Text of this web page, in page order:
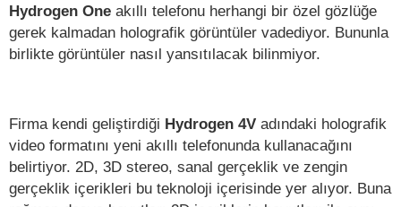
Hydrogen One akıllı telefonu herhangi bir özel gözlüğe
gerek kalmadan holografik görüntüler vadediyor. Bununla
birlikte görüntüler nasıl yansıtılacak bilinmiyor.
Firma kendi geliştirdiği Hydrogen 4V adındaki holografik
video formatını yeni akıllı telefonunda kullanacağını
belirtiyor. 2D, 3D stereo, sanal gerçeklik ve zengin
gerçeklik içerikleri bu teknoloji içerisinde yer alıyor. Buna